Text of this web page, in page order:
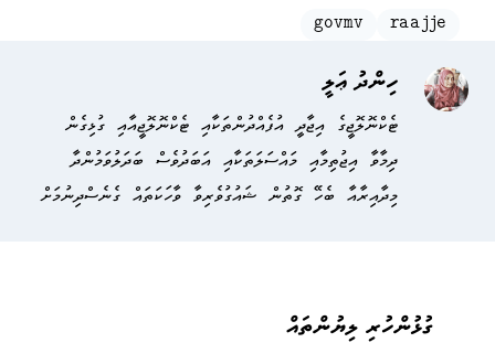
govmv raajje
ހިންދު ޢަލީ
ޓެކްނޮލޮޖީގެ އިޖާދީ އުފެއްދުންތަކާއި ޓެކްނޮލޮޖީއާއި ގުޅިގެން
ދިމާވާ އިޖުތިމާއި މައްސަލަތަކާއި އަބަދުވެސް ބަދަލުވަމުންދާ
މިދާއިރާއާ ބެހޭ ގޮތުން ޝައުގުވެރިވާ ވާހަކަތައް ގެނެސްދިނުމަށް
ގުޅުންހުރި ލިޔުންތައް